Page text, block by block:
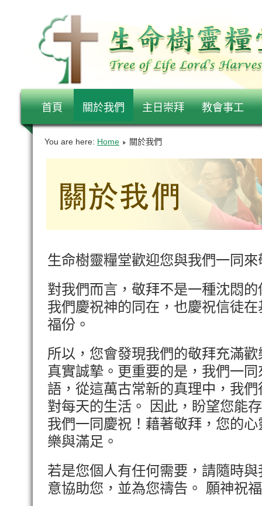
首頁 關於我們 主日崇拜 教會事工
You are here: Home 關於我們
生命樹靈糧堂歡迎您與我們一同
對我們而言，敬拜不是一種沈悶
我們慶祝神的同在，也慶祝信徒
福份。
所以，您會發現我們的敬拜充滿
真實誠摯。更重要的是，我們一
語，從這萬古常新的真理中，我
對每天的生活。 因此，盼望您能
我們一同慶祝！藉著敬拜，您的
樂與滿足。
若是您個人有任何需要，請隨時
意協助您，並為您禱告。 願神祝